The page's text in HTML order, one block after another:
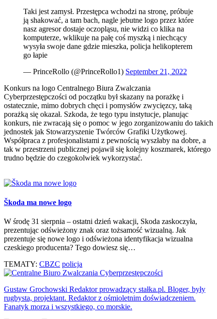
Taki jest zamysł. Przestępca wchodzi na stronę, próbuje
ją shakować, a tam bach, nagle jebutne logo przez które
nasz agresor dostaje oczopląsu, nie widzi co klika na
komputerze, wklikuje na pałę coś myszką i niechcący
wysyła swoje dane gdzie mieszka, policja helikopterem
go łapie
— PrinceRollo (@PrinceRollo1) September 21, 2022
Konkurs na logo Centralnego Biura Zwalczania
Cyberprzestępczości od początku był skazany na porażkę i
ostatecznie, mimo dobrych chęci i pomysłów zwycięzcy, taką
porażką się okazał. Szkoda, że tego typu instytucje, planując
konkurs, nie zwracają się o pomoc w jego zorganizowaniu do takich
jednostek jak Stowarzyszenie Twórców Grafiki Użytkowej.
Współpraca z profesjonalistami z pewnością wyszłaby na dobre, a
tak w przestrzeni publicznej pojawił się kolejny koszmarek, którego
trudno będzie do czegokolwiek wykorzystać.
Škoda ma nowe logo
W środę 31 sierpnia – ostatni dzień wakacji, Skoda zaskoczyła,
prezentując odświeżony znak oraz tożsamość wizualną. Jak
prezentuje się nowe logo i odświeżona identyfikacja wizualna
czeskiego producenta? Tego dowiesz się…
TEMATY: CBZC policja
Gustaw Grochowski Redaktor prowadzący stałka.pl. Bloger, były
rugbysta, projektant. Redaktor z ośmioletnim doświadczeniem.
Fanatyk morza i wszystkiego, co morskie.